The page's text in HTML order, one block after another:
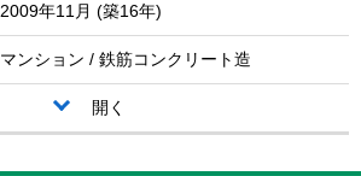
2009年11月 (築16年)
マンション / 鉄筋コンクリート造
開く